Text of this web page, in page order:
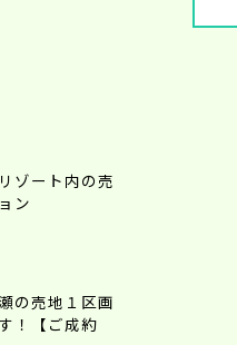
ゾート内の売
ン
の売地１区画
！【ご成約